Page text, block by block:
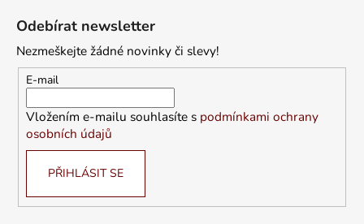
Odebírat newsletter
Nezmeškejte žádné novinky či slevy!
E-mail
Vložením e-mailu souhlasíte s podmínkami ochrany
osobních údajů
PŘIHLÁSIT SE